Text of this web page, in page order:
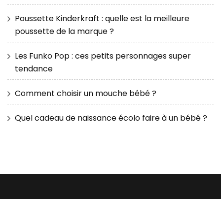
Poussette Kinderkraft : quelle est la meilleure
poussette de la marque ?
Les Funko Pop : ces petits personnages super
tendance
Comment choisir un mouche bébé ?
Quel cadeau de naissance écolo faire à un bébé ?